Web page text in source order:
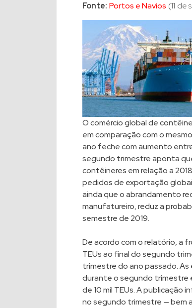
Fonte: Portos e Navios (11 de
O comércio global de
em comparação com o
ano feche com aumento
segundo trimestre aponta
contêineres em relação a
pedidos de exportação
ainda que o abrandamento
manufatureiro, reduz a
semestre de 2019.
De acordo com o relatório, a
TEUs ao final do segundo
trimestre do ano passado.
durante o segundo trimestre
de 10 mil TEUs. A publicação
no segundo trimestre — bem